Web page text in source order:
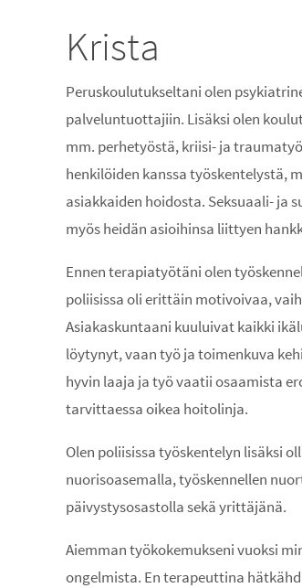
Krista
Peruskoulutukseltani olen
palveluntuottajiin. Lisäksi olen
mm. perhetyöstä, kriisi- ja
henkilöiden kanssa työskentelystä,
asiakkaiden hoidosta. Seksuaali- ja
myös heidän asioihinsa liittyen
Ennen terapiatyötäni olen
poliisissa oli erittäin motivoivaa,
Asiakaskuntaani kuuluivat kaikki
löytynyt, vaan työ ja toimenkuva
hyvin laaja ja työ vaatii osaamista
tarvittaessa oikea hoitolinja.
Olen poliisissa työskentelyn lisäksi
nuorisoasemalla, työskennellen
päivystysosastolla sekä yrittäjänä.
Aiemman työkokemukseni vuoksi
ongelmista. En terapeuttina